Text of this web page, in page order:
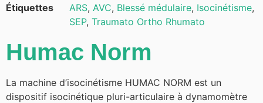
Étiquettes
ARS, AVC, Blessé médulaire, Isocinétisme,
SEP, Traumato Ortho Rhumato
Humac Norm
La machine d’isocinétisme HUMAC NORM est un
dispositif isocinétique pluri-articulaire à dynamomètre